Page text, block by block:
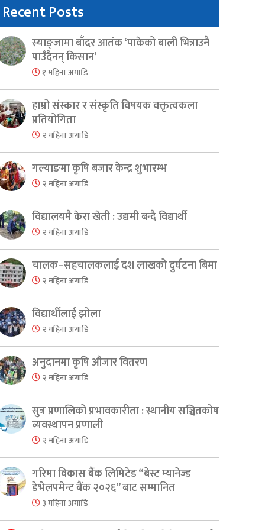
Recent Posts
स्याङ्जामा बाँदर आतंक ‘पाकेको बाली भित्राउनै
पाउँदैनन् किसान’
१ महिना अगाडि
हाम्रो संस्कार र संस्कृति विषयक वक्तृत्वकला
प्रतियोगिता
२ महिना अगाडि
गल्याङमा कृषि बजार केन्द्र शुभारम्भ
२ महिना अगाडि
विद्यालयमै केरा खेती : उद्यमी बन्दै विद्यार्थी
२ महिना अगाडि
चालक–सहचालकलाई दश लाखको दुर्घटना बिमा
२ महिना अगाडि
विद्यार्थीलाई झोला
२ महिना अगाडि
अनुदानमा कृषि औजार वितरण
२ महिना अगाडि
सुत्र प्रणालिको प्रभावकारीता : स्थानीय सञ्चितकोष
व्यवस्थापन प्रणाली
२ महिना अगाडि
गरिमा विकास बैंक लिमिटेड “बेस्ट म्यानेज्ड
डेभेलपमेन्ट बैंक २०२६” बाट सम्मानित
३ महिना अगाडि